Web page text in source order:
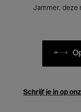
Jammer, deze
Schrijf je in op